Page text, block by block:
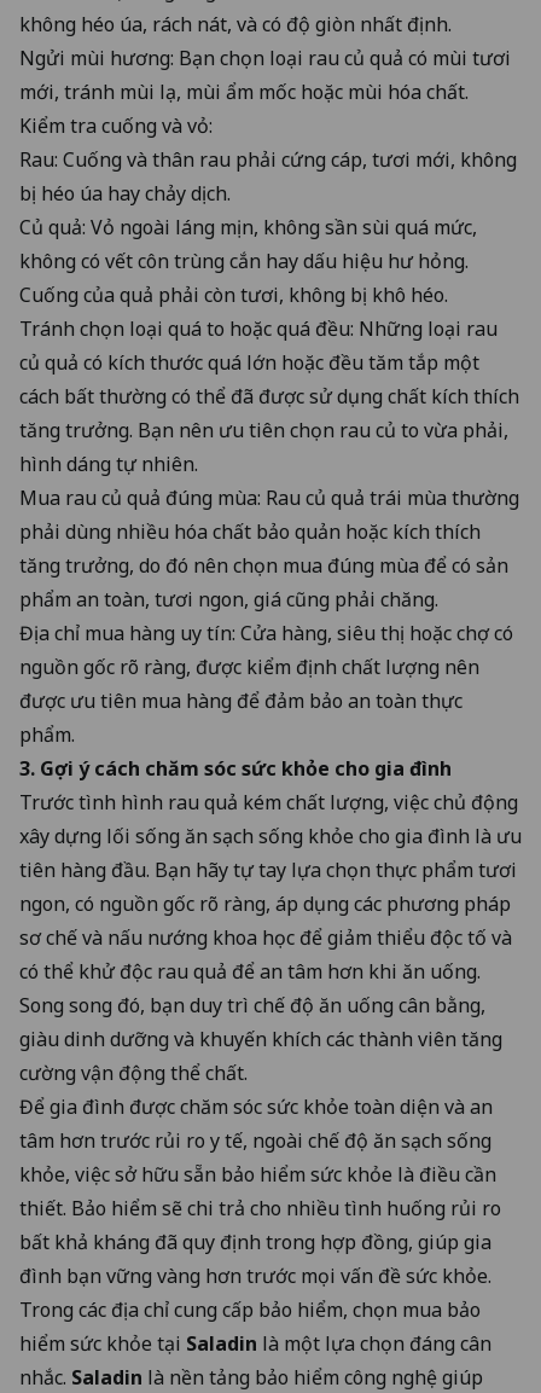
không héo úa, rách nát, và có độ giòn nhất định.
Ngửi mùi hương: Bạn chọn loại rau củ quả có mùi tươi
mới, tránh mùi lạ, mùi ẩm mốc hoặc mùi hóa chất.
Kiểm tra cuống và vỏ:
Rau: Cuống và thân rau phải cứng cáp, tươi mới, không
bị héo úa hay chảy dịch.
Củ quả: Vỏ ngoài láng mịn, không sần sùi quá mức,
không có vết côn trùng cắn hay dấu hiệu hư hỏng.
Cuống của quả phải còn tươi, không bị khô héo.
Tránh chọn loại quá to hoặc quá đều: Những loại rau
củ quả có kích thước quá lớn hoặc đều tăm tắp một
cách bất thường có thể đã được sử dụng chất kích thích
tăng trưởng. Bạn nên ưu tiên chọn rau củ to vừa phải,
hình dáng tự nhiên.
Mua rau củ quả đúng mùa: Rau củ quả trái mùa thường
phải dùng nhiều hóa chất bảo quản hoặc kích thích
tăng trưởng, do đó nên chọn mua đúng mùa để có sản
phẩm an toàn, tươi ngon, giá cũng phải chăng.
Địa chỉ mua hàng uy tín: Cửa hàng, siêu thị hoặc chợ có
nguồn gốc rõ ràng, được kiểm định chất lượng nên
được ưu tiên mua hàng để đảm bảo an toàn thực
phẩm.
3. Gợi ý cách chăm sóc sức khỏe cho gia đình
Trước tình hình rau quả kém chất lượng, việc chủ động
xây dựng lối sống ăn sạch sống khỏe cho gia đình là ưu
tiên hàng đầu. Bạn hãy tự tay lựa chọn thực phẩm tươi
ngon, có nguồn gốc rõ ràng, áp dụng các phương pháp
sơ chế và nấu nướng khoa học để giảm thiểu độc tố và
có thể khử độc rau quả để an tâm hơn khi ăn uống.
Song song đó, bạn duy trì chế độ ăn uống cân bằng,
giàu dinh dưỡng và khuyến khích các thành viên tăng
cường vận động thể chất.
Để gia đình được chăm sóc sức khỏe toàn diện và an
tâm hơn trước rủi ro y tế, ngoài chế độ ăn sạch sống
khỏe, việc sở hữu sẵn bảo hiểm sức khỏe là điều cần
thiết. Bảo hiểm sẽ chi trả cho nhiều tình huống rủi ro
bất khả kháng đã quy định trong hợp đồng, giúp gia
đình bạn vững vàng hơn trước mọi vấn đề sức khỏe.
Trong các địa chỉ cung cấp bảo hiểm, chọn mua bảo
hiểm sức khỏe tại Saladin là một lựa chọn đáng cân
nhắc. Saladin là nền tảng bảo hiểm công nghệ giúp